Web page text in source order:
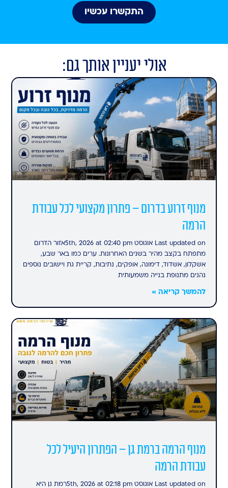
התקשרו עכשיו
אולי יעניין אותך גם:
מנוף זרוע בדרום – פתרון מקצועי לכל עבודת
הרמה
Last updated on אוגוסט 5th, 2026 at 02:40 pmאזור הדרום
מתפתח בקצב מהיר בשנים האחרונות. ערים כמו באר שבע,
אשקלון, אשדוד, דימונה, אופקים, נתיבות, קריית גת ויישובים נוספים
נהנים מתנופת בנייה משמעותית
להמשך קריאה »
מנוף הרמה ברמת גן – הפתרון היעיל לכל
עבודת הרמה
Last updated on אוגוסט 5th, 2026 at 02:18 pmרמת גן היא